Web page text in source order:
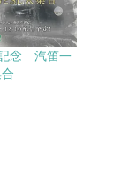
念 汽笛一